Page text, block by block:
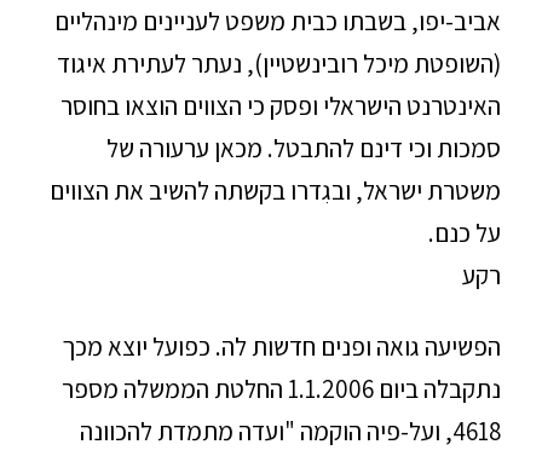
אביב-יפו, בשבתו כבית משפט לעניינים מינהליים
(השופטת מיכל רובינשטיין), נעתר לעתירת איגוד
האינטרנט הישראלי ופסק כי הצווים הוצאו בחוסר
סמכות וכי דינם להתבטל. מכאן ערעורה של
משטרת ישראל, ובגִדרו בקשתה להשיב את הצווים
על כנם.
רקע
הפשיעה גואה ופנים חדשות לה. כפועל יוצא מכך
נתקבלה ביום 1.1.2006 החלטת הממשלה מספר
4618, ועל-פיה הוקמה "ועדה מתמדת להכוונה